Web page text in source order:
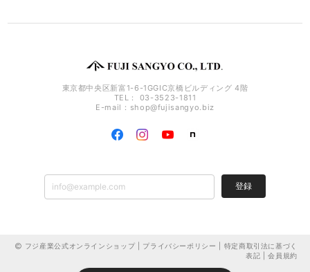
東京都中央区新富1-6-1GGIC京橋ビルディング 4階
TEL： 03-3523-1811
E-mail： shop@fujisangyo.biz
登録
フジ産業公式オンラインショップ | プライバシーポリシー
特定商取引法に基づく
表記
|会員規約